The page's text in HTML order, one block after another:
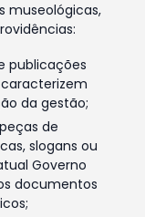
museológicas,
publicações
da gestão;
de
slogans ou
Governo
documentos